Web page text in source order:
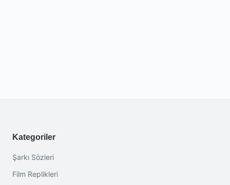
Kategoriler
Şarkı Sözleri
Film Replikleri